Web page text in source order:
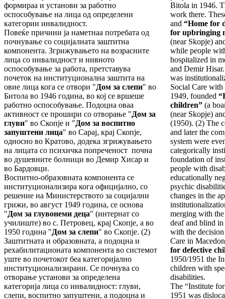
формираа и установи за работно
оспособување на лица од определени
категории инвалидност.
Повеќе причини ја наметнаа потребата од
почнување со социјалната заштитна
компонента. Згрижувањето на возрасните
лица со инвалидност и нивното
оспособување за работа, претставува
почеток на институционална заштита на
овие лица кога се отвори "Дом за слепи" во
Битола во 1946 година, во кој се вршеше
работно оспособување. Подоцна оваа
активност се прошири со отворање "Дом за
глуви" во Скопје и "Дом за воспитно
запуштени лица" во Сарај, крај Скопје,
односно во Кратово, додека згрижувањето
на лицата со психичка попреченост почна
во душевните болници во Демир Хисар и
во Бардовци.
Воспитно-образовната компонента се
институционализира кога официјално, со
решение на Министерството за социјални
грижи, во август 1949 година, се основа
"Дом за глувонеми деца" (интернат со
училиште) во с. Петровец, крај Скопје, а во
1950 година "Дом за слепи" во Скопје. (2)
Заштитната и образовната, а подоцна и
рехабилитационата компонента во системот
уште во почетокот беа категоријално
институционализирани. Се почнува со
отворање установи за определена
категорија лица со инвалидност: глуви,
слепи, воспитно запуштени, а подоцна и
Bitola in 1946.
work there.
and “Home for
for upbringing
(near Skopje)
while people
hospitalized in
and Demir
was
Social Care
1949, founded
children” (a
(near Skopje)
(1950). (2) The
and later the
system were
categorically
foundation of
people with
educationally
psychic
changes in the
merging with
deaf and blind
with the
Care in
for defective
1950/1951 the
children with
disabilities.
The “Institute
1951 was